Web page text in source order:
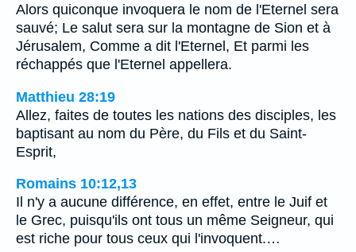
Alors quiconque invoquera le nom de l'Eternel sera
sauvé; Le salut sera sur la montagne de Sion et à
Jérusalem, Comme a dit l'Eternel, Et parmi les
réchappés que l'Eternel appellera.
Matthieu 28:19
Allez, faites de toutes les nations des disciples, les
baptisant au nom du Père, du Fils et du Saint-
Esprit,
Romains 10:12,13
Il n'y a aucune différence, en effet, entre le Juif et
le Grec, puisqu'ils ont tous un même Seigneur, qui
est riche pour tous ceux qui l'invoquent.…